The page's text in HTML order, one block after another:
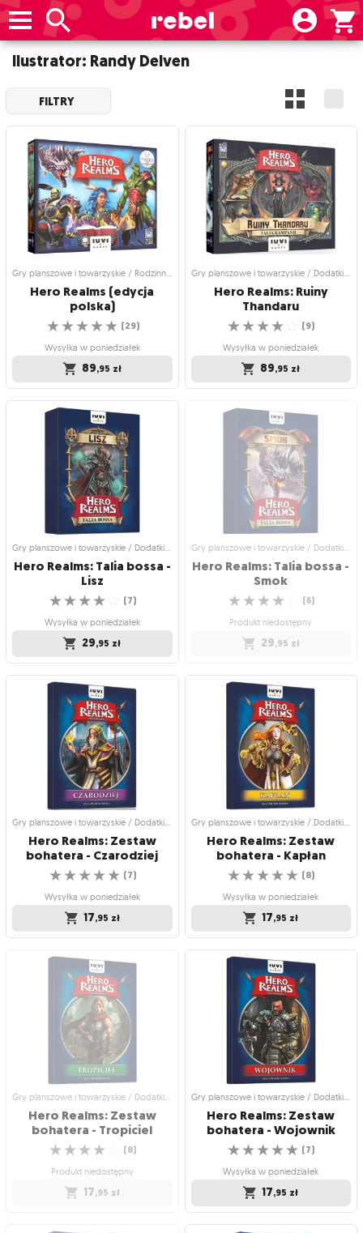
Ilustrator: Randy Delven
FILTRY
Gry planszowe i towarzyskie / Rodzinne gry planszowe
Hero Realms (edycja
polska)
☆
☆
☆
☆
☆ (29)
Wysyłka w poniedziałek
89,95 zł
Gry planszowe i towarzyskie /
Rodzinne gry planszowe
Hero Realms (edycja
polska)
Ulepszone Star Realms w świecie
fantasy!
☆
☆
☆
☆ (29
Wysyłka w poniedziałek
89,95 zł
Gry planszowe i towarzyskie / Dodatki do gier
Hero Realms: Ruiny
Thandaru
☆
☆
☆
☆ (9)
Wysyłka w poniedziałek
89,95 zł
do gier
Hero Realms: Ruiny
Thandaru
Wyrusz na wyprawę w gronie
potężnych bohaterów!
☆
☆
☆
☆ (9
Wysyłka w poniedziałek
89,95 zł
Gry planszowe i towarzyskie / Dodatki do gier
Hero Realms: Talia bossa -
Lisz
☆
☆
☆
☆ (7)
Wysyłka w poniedziałek
29,95 zł
Gry planszowe i towarzyskie / Dodatki
do gier
Hero Realms: Talia bossa
- Lisz
Rozegraj partię jako nieumarły Lisz!
☆
☆
☆
☆
☆ (7
Wysyłka w poniedziałek
29,95 zł
Gry planszowe i towarzyskie / Dodatki do gier
Hero Realms: Talia bossa -
Smok
☆
☆
☆
☆ (6)
Produkt niedostępny
29,95 zł
Gry planszowe i towarzyskie / Dodatki
do gier
Hero Realms: Talia bossa
- Smok
Rozegraj partię jako krwiożerczy
Smok!
☆
☆
☆
☆
☆ (6
Produkt niedostępny
29,95 zł
Gry planszowe i towarzyskie / Dodatki do gier
Hero Realms: Zestaw
bohatera - Czarodziej
☆
☆
☆
☆
☆ (7)
Wysyłka w poniedziałek
17,95 zł
do gier
Hero Realms: Zestaw
bohatera - Czarodziej
Zestaw 15 kart zastępujących talię
personalną gracza
☆
☆
☆
☆
☆ (7
Wysyłka w poniedziałek
17,95 zł
Gry planszowe i towarzyskie / Dodatki do gier
Hero Realms: Zestaw
bohatera - Kapłan
☆
☆
☆
☆
☆ (8)
Wysyłka w poniedziałek
17,95 zł
Gry planszowe i towarzyskie / Dodatki
do gier
Hero Realms: Zestaw
bohatera - Kapłan
Zestaw 15 kart zastępujących talię
personalną gracza
☆
☆
☆
☆
☆ (8
Wysyłka w poniedziałek
17,95 zł
Gry planszowe i towarzyskie / Dodatki do gier
Hero Realms: Zestaw
bohatera - Tropiciel
☆
☆
☆
☆ (8)
Produkt niedostępny
17,95 zł
Gry planszowe i towarzyskie / Dodatki do gier
Hero Realms: Zestaw
bohatera - Wojownik
☆
☆
☆
☆
☆ (7)
Wysyłka w poniedziałek
17,95 zł
Gry planszowe i towarzyskie / Dodatki